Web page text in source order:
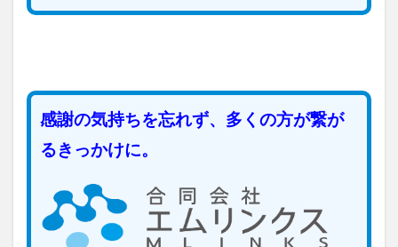
感謝の気持ちを忘れず、多くの方が繋が
るきっかけに。